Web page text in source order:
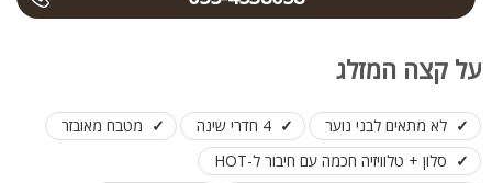
על קצה המזלג
לא מתאים לבני נוער 4 חדרי שינה
מטבח מאובזר
סלון + טלוויזיה חכמה עם חיבור ל-HOT